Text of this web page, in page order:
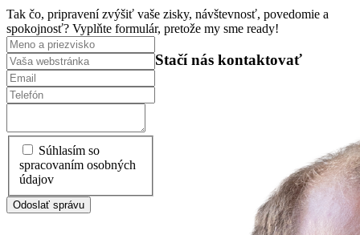
Tak čo, pripravení zvýšiť vaše zisky, návštevnosť, povedomie a
spokojnosť? Vyplňte formulár, pretože my sme ready!
Súhlasím so
spracovaním osobných
údajov
Odoslať správu
Stačí nás kontaktovať